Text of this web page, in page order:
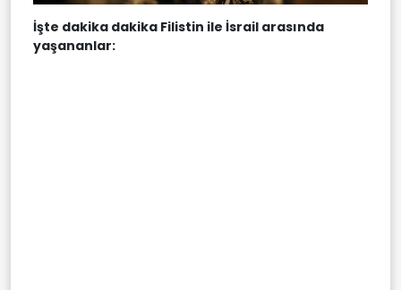
İşte dakika dakika Filistin ile İsrail arasında
yaşananlar: